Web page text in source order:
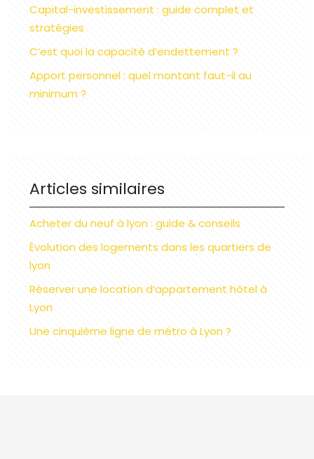
Capital-investissement : guide complet et
stratégies
C’est quoi la capacité d’endettement ?
Apport personnel : quel montant faut-il au
minimum ?
Articles similaires
Acheter du neuf à lyon : guide & conseils
Évolution des logements dans les quartiers de
lyon
Réserver une location d’appartement hôtel à
Lyon
Une cinquième ligne de métro à Lyon ?